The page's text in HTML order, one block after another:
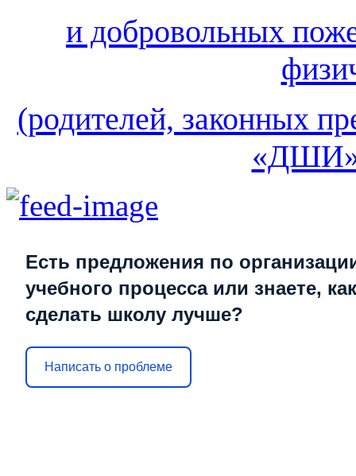
и добровольных
(родителей, законных
«ДШИ»
Есть предложения по
учебного процесса или знаете, как
сделать школу лучше?
Написать о проблеме